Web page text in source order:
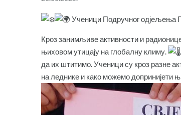
Ученици Подручног одјељења
Кроз занимљиве активности и
њиховом утицају на глобалну климу.
да их штитимо. Ученици су кроз разне
на леднике и како можемо допринијети